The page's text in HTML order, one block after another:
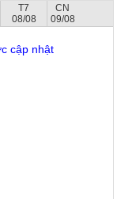
T7
08/08
CN
09/08
cập nhật